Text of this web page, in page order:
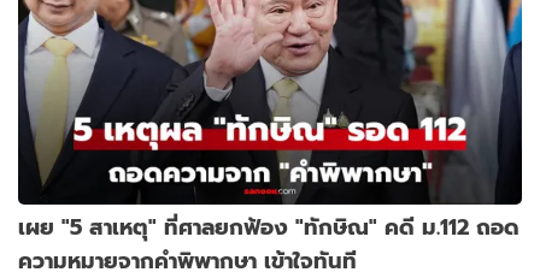
เผย "5 สาเหตุ" ที่ศาลยกฟ้อง "ทักษิณ" คดี ม.112 ถอด
ความหมายจากคำพิพากษา เข้าใจทันที